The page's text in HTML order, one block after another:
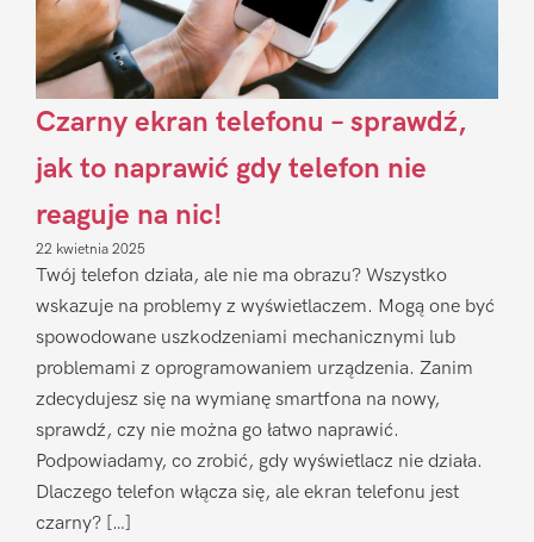
Czarny ekran telefonu – sprawdź,
jak to naprawić gdy telefon nie
reaguje na nic!
22 kwietnia 2025
Twój telefon działa, ale nie ma obrazu? Wszystko
wskazuje na problemy z wyświetlaczem. Mogą one być
spowodowane uszkodzeniami mechanicznymi lub
problemami z oprogramowaniem urządzenia. Zanim
zdecydujesz się na wymianę smartfona na nowy,
sprawdź, czy nie można go łatwo naprawić.
Podpowiadamy, co zrobić, gdy wyświetlacz nie działa.
Dlaczego telefon włącza się, ale ekran telefonu jest
czarny? […]